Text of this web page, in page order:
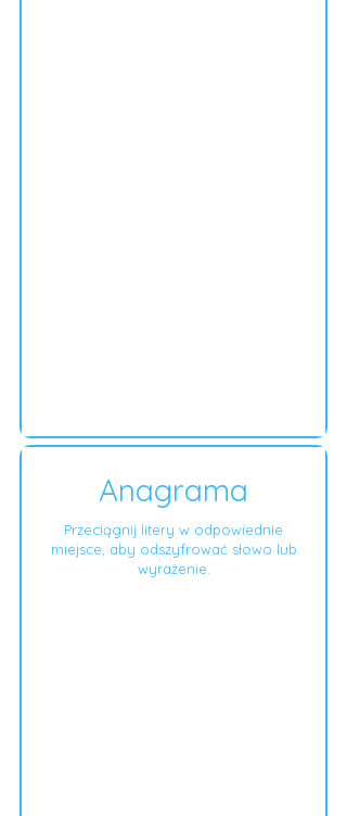
Anagrama
Przeciągnij litery w odpowiednie
miejsce, aby odszyfrować słowo lub
wyrażenie.